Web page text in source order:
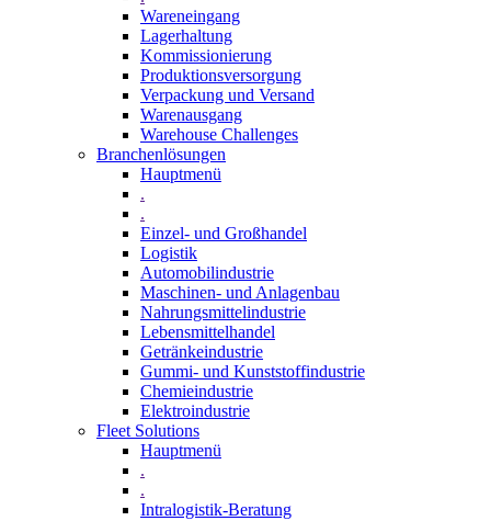
Wareneingang
Lagerhaltung
Kommissionierung
Produktionsversorgung
Verpackung und Versand
Warenausgang
Warehouse Challenges
Branchenlösungen
Hauptmenü
.
.
Einzel- und Großhandel
Logistik
Automobilindustrie
Maschinen- und Anlagenbau
Nahrungsmittelindustrie
Lebensmittelhandel
Getränkeindustrie
Gummi­- und Kunststoffindustrie
Chemieindustrie
Elektroindustrie
Fleet Solutions
Hauptmenü
.
.
Intralogistik-Beratung